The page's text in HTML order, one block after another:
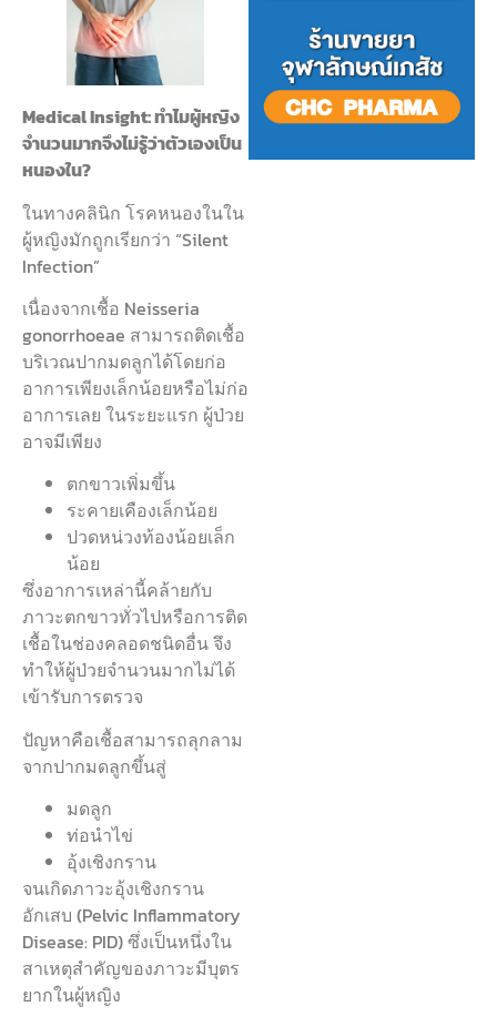
Medical Insight:ทำไมผู้หญิง
จำนวนมากจึงไม่รู้ว่าตัวเองเป็น
หนองใน?
ในทางคลินิก โรคหนองในใน
ผู้หญิงมักถูกเรียกว่า “Silent
Infection”
เนื่องจากเชื้อ Neisseria
gonorrhoeae สามารถติดเชื้อ
บริเวณปากมดลูกได้โดยก่อ
อาการเพียงเล็กน้อยหรือไม่ก่อ
อาการเลย ในระยะแรก ผู้ป่วย
อาจมีเพียง
ตกขาวเพิ่มขึ้น
ระคายเคืองเล็กน้อย
ปวดหน่วงท้องน้อยเล็ก
น้อย
ซึ่งอาการเหล่านี้คล้ายกับ
ภาวะตกขาวทั่วไปหรือการติด
เชื้อในช่องคลอดชนิดอื่น จึง
ทำให้ผู้ป่วยจำนวนมากไม่ได้
เข้ารับการตรวจ
ปัญหาคือเชื้อสามารถลุกลาม
จากปากมดลูกขึ้นสู่
มดลูก
ท่อนำไข่
อุ้งเชิงกราน
จนเกิดภาวะอุ้งเชิงกราน
อักเสบ (Pelvic Inflammatory
Disease: PID) ซึ่งเป็นหนึ่งใน
สาเหตุสำคัญของภาวะมีบุตร
ยากในผู้หญิง